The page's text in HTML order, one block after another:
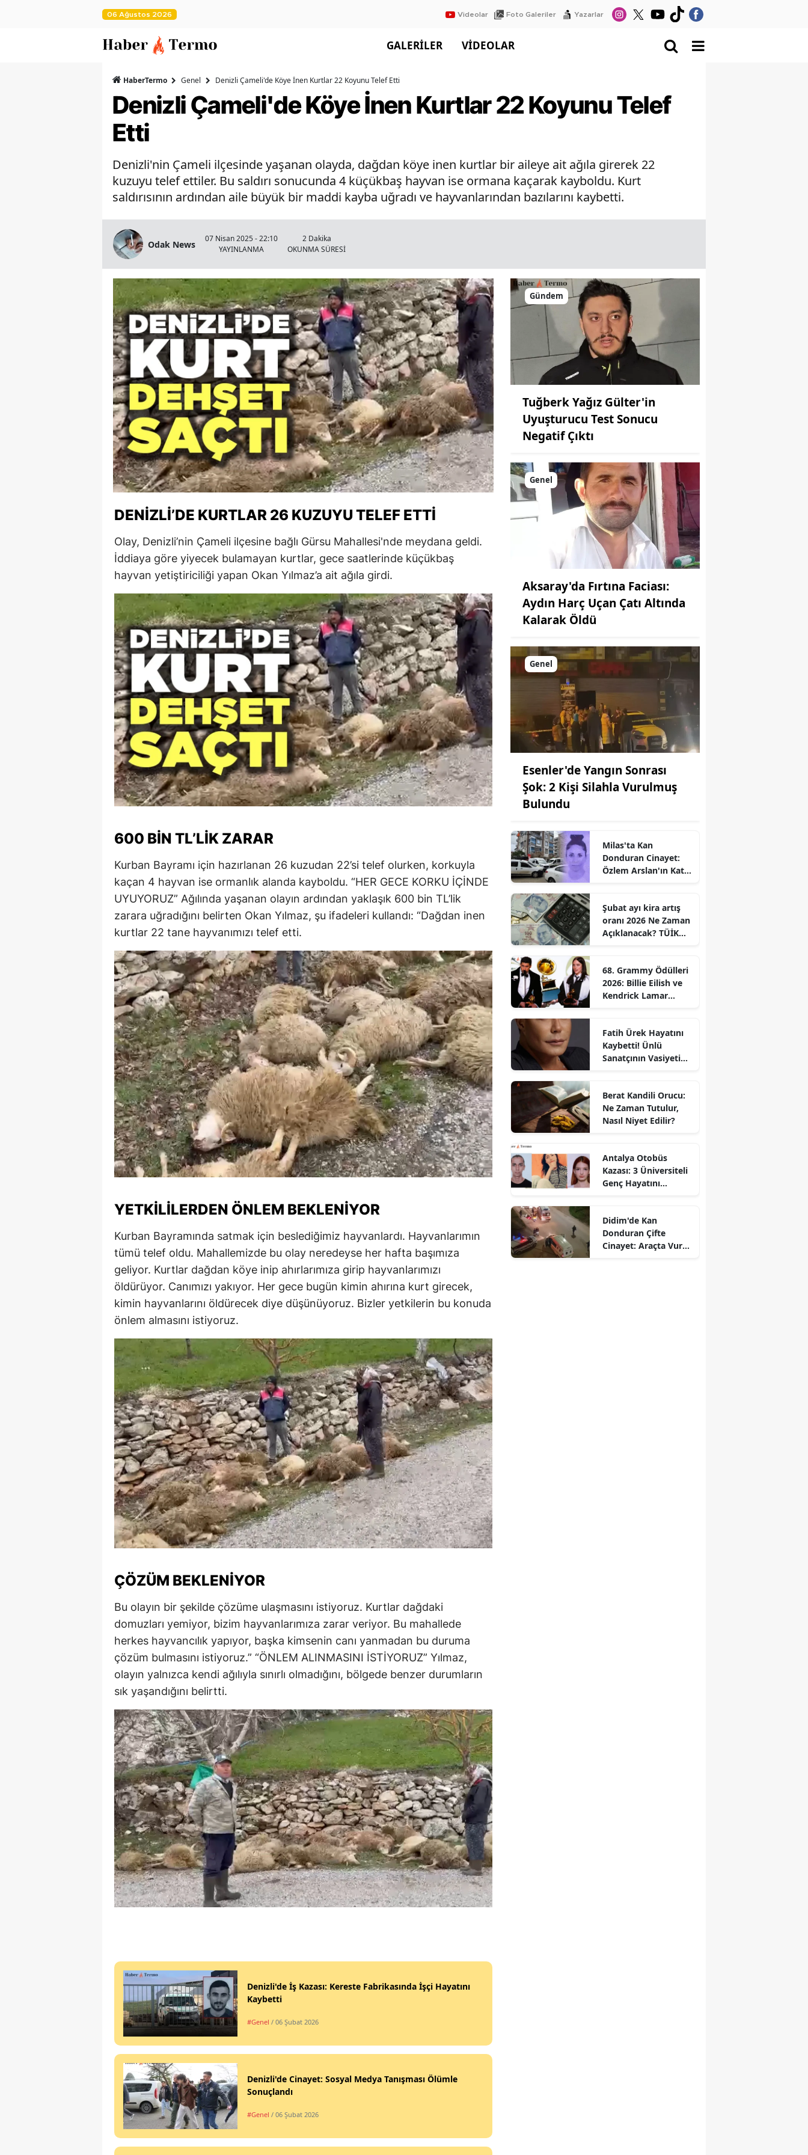
06 Ağustos 2026 Videolar Foto Galeriler Yazarlar
GALERİLER VİDEOLAR
HaberTermo Genel Denizli Çameli'de Köye İnen Kurtlar 22 Koyunu Telef Etti
Denizli Çameli'de Köye İnen Kurtlar 22 Koyunu Telef
Etti
Denizli'nin Çameli ilçesinde yaşanan olayda, dağdan köye inen kurtlar bir aileye ait ağıla girerek 22
kuzuyu telef ettiler. Bu saldırı sonucunda 4 küçükbaş hayvan ise ormana kaçarak kayboldu. Kurt
saldırısının ardından aile büyük bir maddi kayba uğradı ve hayvanlarından bazılarını kaybetti.
Odak News
07 Nisan 2025 - 22:10
YAYINLANMA
2 Dakika
OKUNMA SÜRESİ
DENIZLI’DE KURTLAR 26 KUZUYU TELEF ETTI
Olay, Denizli’nin Çameli ilçesine bağlı Gürsu Mahallesi'nde meydana geldi.
İddiaya göre yiyecek bulamayan kurtlar, gece saatlerinde küçükbaş
hayvan yetiştiriciliği yapan Okan Yılmaz’a ait ağıla girdi.
600 BIN TL’LIK ZARAR
Kurban Bayramı için hazırlanan 26 kuzudan 22’si telef olurken, korkuyla
kaçan 4 hayvan ise ormanlık alanda kayboldu. “HER GECE KORKU İÇİNDE
UYUYORUZ” Ağılında yaşanan olayın ardından yaklaşık 600 bin TL’lik
zarara uğradığını belirten Okan Yılmaz, şu ifadeleri kullandı: “Dağdan inen
kurtlar 22 tane hayvanımızı telef etti.
YETKILILERDEN ÖNLEM BEKLENIYOR
Kurban Bayramında satmak için beslediğimiz hayvanlardı. Hayvanlarımın
tümü telef oldu. Mahallemizde bu olay neredeyse her hafta başımıza
geliyor. Kurtlar dağdan köye inip ahırlarımıza girip hayvanlarımızı
öldürüyor. Canımızı yakıyor. Her gece bugün kimin ahırına kurt girecek,
kimin hayvanlarını öldürecek diye düşünüyoruz. Bizler yetkilerin bu konuda
önlem almasını istiyoruz.
ÇÖZÜM BEKLENIYOR
Bu olayın bir şekilde çözüme ulaşmasını istiyoruz. Kurtlar dağdaki
domuzları yemiyor, bizim hayvanlarımıza zarar veriyor. Bu mahallede
herkes hayvancılık yapıyor, başka kimsenin canı yanmadan bu duruma
çözüm bulmasını istiyoruz.” “ÖNLEM ALINMASINI İSTİYORUZ” Yılmaz,
olayın yalnızca kendi ağılıyla sınırlı olmadığını, bölgede benzer durumların
sık yaşandığını belirtti.
Denizli'de İş Kazası: Kereste Fabrikasında İşçi Hayatını
Kaybetti
#Genel / 06 Şubat 2026
Denizli'de Cinayet: Sosyal Medya Tanışması Ölümle
Sonuçlandı
#Genel / 06 Şubat 2026
Gündem
Tuğberk Yağız Gülter'in
Uyuşturucu Test Sonucu
Negatif Çıktı
Genel
Aksaray'da Fırtına Faciası:
Aydın Harç Uçan Çatı Altında
Kalarak Öldü
Genel
Esenler'de Yangın Sonrası
Şok: 2 Kişi Silahla Vurulmuş
Bulundu
Milas'ta Kan
Donduran Cinayet:
Özlem Arslan'ın Katili
Şubat ayı kira artış
oranı 2026 Ne Zaman
Açıklanacak? TÜİK
68. Grammy Ödülleri
2026: Billie Eilish ve
Kendrick Lamar
Fatih Ürek Hayatını
Kaybetti! Ünlü
Sanatçının Vasiyeti
Berat Kandili Orucu:
Ne Zaman Tutulur,
Nasıl Niyet Edilir?
Antalya Otobüs
Kazası: 3 Üniversiteli
Genç Hayatını
Didim'de Kan
Donduran Çifte
Cinayet: Araçta Vurup